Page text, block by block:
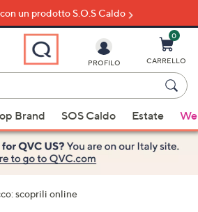
un prodotto S.O.S Caldo
PROFILO
0
CARRELLO
Brand SOS Caldo Estate
scoprili online